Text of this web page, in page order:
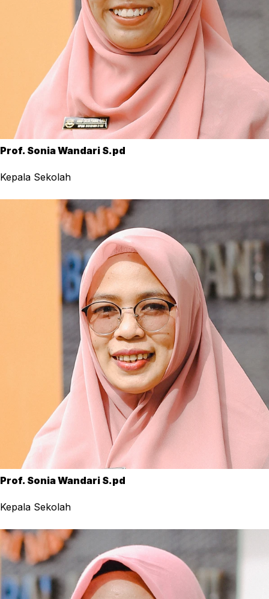
Prof. Sonia Wandari S.pd
Kepala Sekolah
Prof. Sonia Wandari S.pd
Kepala Sekolah